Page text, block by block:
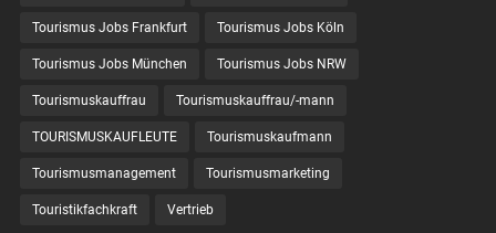
Tourismus Jobs Frankfurt Tourismus Jobs Köln
Tourismus Jobs München Tourismus Jobs NRW
Tourismuskauffrau Tourismuskauffrau/-mann
TOURISMUSKAUFLEUTE Tourismuskaufmann
Tourismusmanagement Tourismusmarketing
Touristikfachkraft Vertrieb